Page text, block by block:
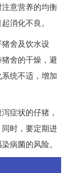
意营养的均衡
消化不良。
舍及饮水设
舍的干燥，避
统不适，增加
症状的仔猪，
时，要定期进
病菌的风险。